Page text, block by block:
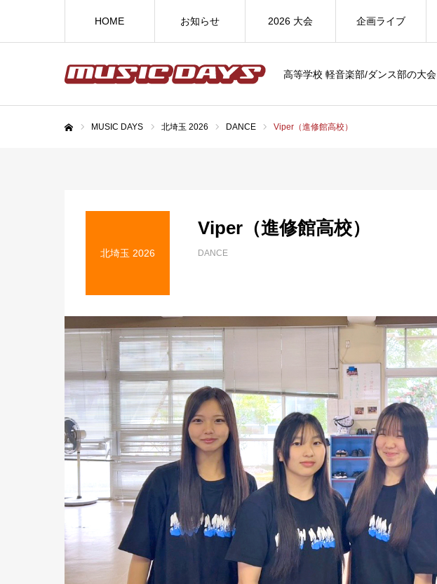
高等学校 軽音楽部/ダンス部の大会
HOME お知らせ 2026 大会 企画ライブ
MUSIC DAYS 北埼玉 2026 DANCE Viper（進修館高校）
北埼玉 2026
Viper（進修館高校）
DANCE